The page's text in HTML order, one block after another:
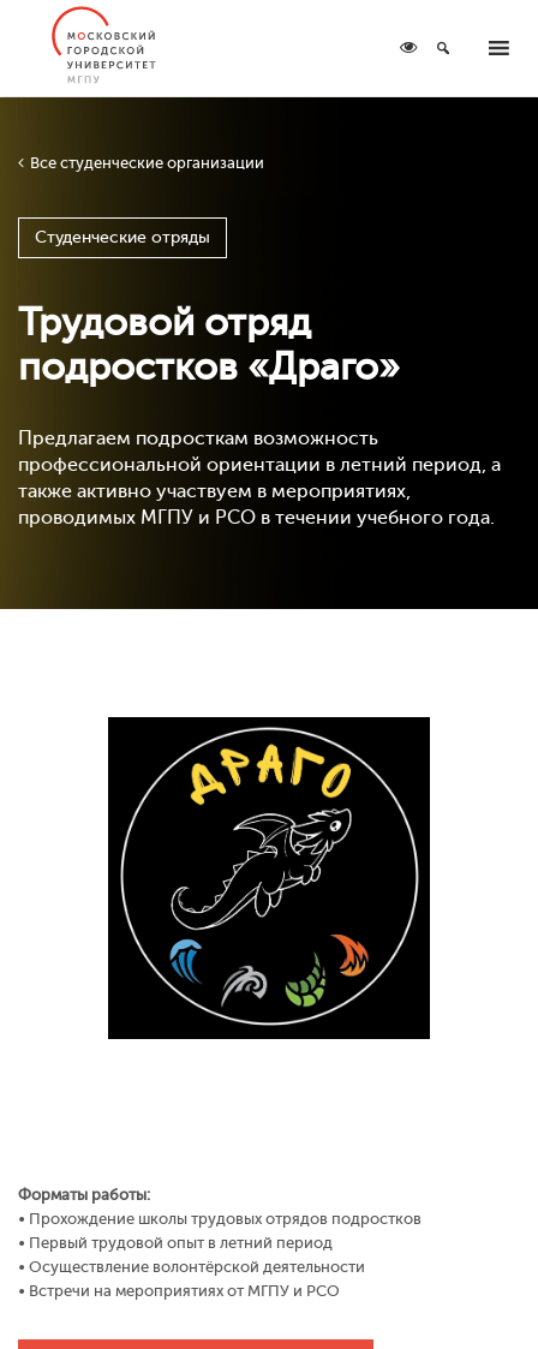
Все студенческие организации
Студенческие отряды
Трудовой отряд
подростков «Драго»
Предлагаем подросткам возможность
профессиональной ориентации в летний период, а
также активно участвуем в мероприятиях,
проводимых МГПУ и РСО в течении учебного года.
Форматы работы:
• Прохождение школы трудовых отрядов подростков
• Первый трудовой опыт в летний период
• Осуществление волонтёрской деятельности
• Встречи на мероприятиях от МГПУ и РСО